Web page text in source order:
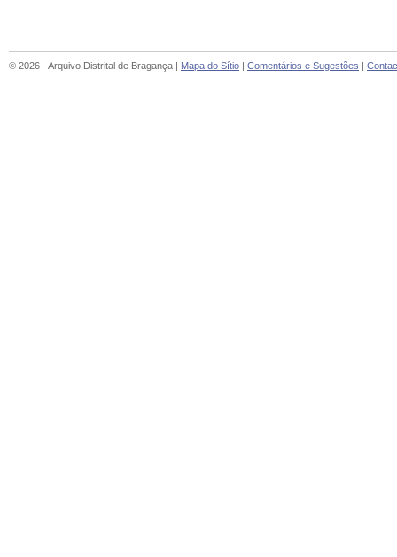
© 2026 - Arquivo Distrital de Bragança | Mapa do Sítio | Comentários e Sugestões |